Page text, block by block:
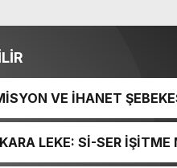
VE İHANET
SGK VURGUNU!
LEKE: Sİ-SER İŞİTME